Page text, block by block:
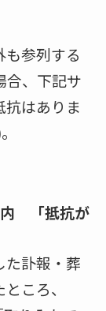
抗はありま